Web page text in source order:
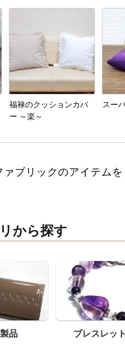
福禄のクッションカバ
ー ～楽～
スー
ァブリックのアイテム
から探す
品 ブレスレッ